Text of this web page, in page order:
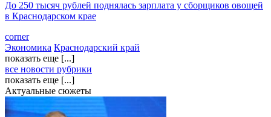
До 250 тысяч рублей поднялась зарплата у сборщиков овощей
в Краснодарском крае
corner
Экономика Краснодарский край
показать еще [...]
все новости рубрики
показать еще [...]
Актуальные сюжеты